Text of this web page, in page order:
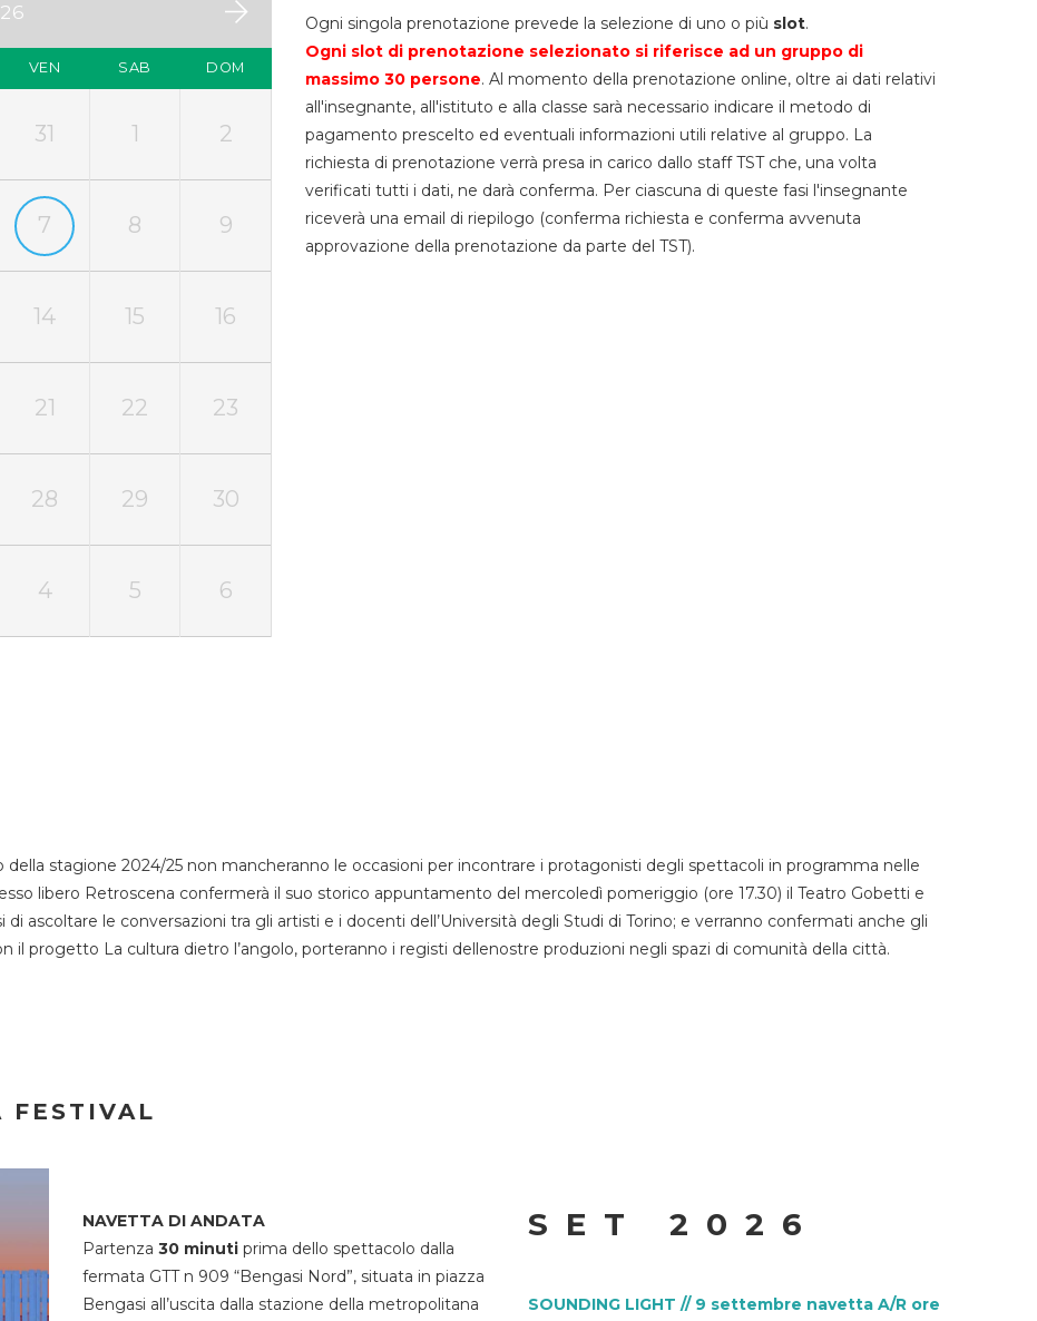
VEN SAB DOM
31 1 2
7 8 9
14 15 16
21 22 23
28 29 30
4 5 6
Ogni singola prenotazione prevede la selezione di uno o più slot.
Ogni slot di prenotazione selezionato si riferisce ad un gruppo di
massimo 30 persone. Al momento della prenotazione online, oltre ai dati relativi
all'insegnante, all'istituto e alla classe sarà necessario indicare il metodo di
pagamento prescelto ed eventuali informazioni utili relative al gruppo. La
richiesta di prenotazione verrà presa in carico dallo staff TST che, una volta
verificati tutti i dati, ne darà conferma. Per ciascuna di queste fasi l'insegnante
riceverà una email di riepilogo (conferma richiesta e conferma avvenuta
approvazione della prenotazione da parte del TST).
stagione 2024/25 non mancheranno le occasioni per incontrare i protagonisti degli spettacoli in programma nelle
libero Retroscena confermerà il suo storico appuntamento del mercoledì pomeriggio (ore 17.30) il Teatro Gobetti e
ascoltare le conversazioni tra gli artisti e i docenti dell’Università degli Studi di Torino; e verranno confermati anche gli
il progetto La cultura dietro l’angolo, porteranno i registi dellenostre produzioni negli spazi di comunità della città.
FESTIVAL
NAVETTA DI ANDATA
Partenza 30 minuti prima dello spettacolo dalla
fermata GTT n 909 “Bengasi Nord”, situata in piazza
Bengasi all’uscita dalla stazione della metropolitana
SET 2026
SOUNDING LIGHT // 9 settembre navetta A/R ore